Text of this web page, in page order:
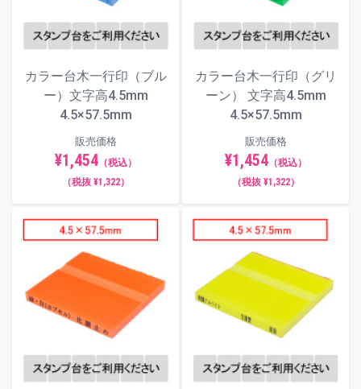
カラー台木一行印（ブル
ー）文字高4.5mm
4.5×57.5mm
販売価格
¥1,454（税込）
（税抜 ¥1,322）
カラー台木一行印（グリ
ーン） 文字高4.5mm
4.5×57.5mm
販売価格
¥1,454（税込）
（税抜 ¥1,322）